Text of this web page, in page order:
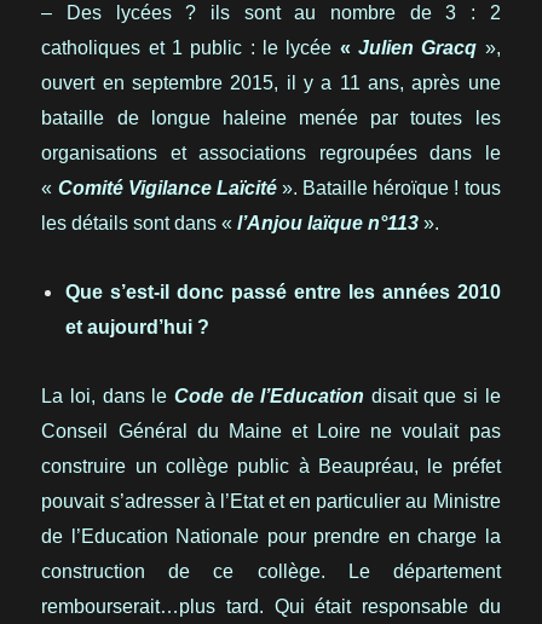
– Des lycées ? ils sont au nombre de 3 : 2
catholiques et 1 public : le lycée « Julien Gracq »,
ouvert en septembre 2015, il y a 11 ans, après une
bataille de longue haleine menée par toutes les
organisations et associations regroupées dans le
« Comité Vigilance Laïcité». Bataille héroïque ! tous
les détails sont dans «l’Anjou laïque n°113 ».
Que s’est-il donc passé entre les années 2010
et aujourd’hui ?
La loi, dans le Code de l’Education disait que si le
Conseil Général du Maine et Loire ne voulait pas
construire un collège public à Beaupréau, le préfet
pouvait s’adresser à l’Etat et en particulier au Ministre
de l’Education Nationale pour prendre en charge la
construction de ce collège. Le département
rembourserait…plus tard. Qui était responsable du